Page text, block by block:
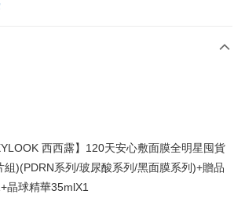
Serbaneka
西西露】120天安心敷面膜全明星囤貨
)(PDRN系列/玻尿酸系列/黑面膜系列)+贈品
晶球精華35mlX1